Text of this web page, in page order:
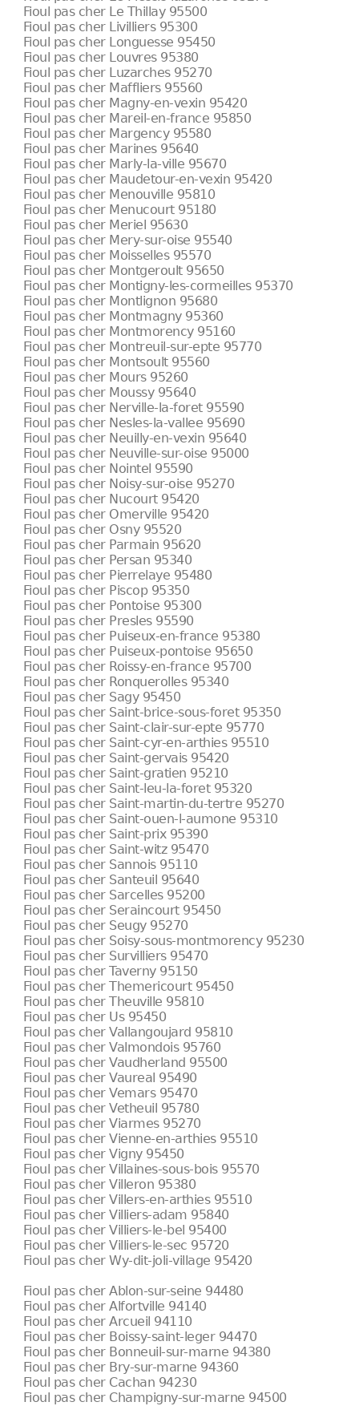
Fioul pas cher Le Thillay 95500
Fioul pas cher Livilliers 95300
Fioul pas cher Longuesse 95450
Fioul pas cher Louvres 95380
Fioul pas cher Luzarches 95270
Fioul pas cher Maffliers 95560
Fioul pas cher Magny-en-vexin 95420
Fioul pas cher Mareil-en-france 95850
Fioul pas cher Margency 95580
Fioul pas cher Marines 95640
Fioul pas cher Marly-la-ville 95670
Fioul pas cher Maudetour-en-vexin 95420
Fioul pas cher Menouville 95810
Fioul pas cher Menucourt 95180
Fioul pas cher Meriel 95630
Fioul pas cher Mery-sur-oise 95540
Fioul pas cher Moisselles 95570
Fioul pas cher Montgeroult 95650
Fioul pas cher Montigny-les-cormeilles 95370
Fioul pas cher Montlignon 95680
Fioul pas cher Montmagny 95360
Fioul pas cher Montmorency 95160
Fioul pas cher Montreuil-sur-epte 95770
Fioul pas cher Montsoult 95560
Fioul pas cher Mours 95260
Fioul pas cher Moussy 95640
Fioul pas cher Nerville-la-foret 95590
Fioul pas cher Nesles-la-vallee 95690
Fioul pas cher Neuilly-en-vexin 95640
Fioul pas cher Neuville-sur-oise 95000
Fioul pas cher Nointel 95590
Fioul pas cher Noisy-sur-oise 95270
Fioul pas cher Nucourt 95420
Fioul pas cher Omerville 95420
Fioul pas cher Osny 95520
Fioul pas cher Parmain 95620
Fioul pas cher Persan 95340
Fioul pas cher Pierrelaye 95480
Fioul pas cher Piscop 95350
Fioul pas cher Pontoise 95300
Fioul pas cher Presles 95590
Fioul pas cher Puiseux-en-france 95380
Fioul pas cher Puiseux-pontoise 95650
Fioul pas cher Roissy-en-france 95700
Fioul pas cher Ronquerolles 95340
Fioul pas cher Sagy 95450
Fioul pas cher Saint-brice-sous-foret 95350
Fioul pas cher Saint-clair-sur-epte 95770
Fioul pas cher Saint-cyr-en-arthies 95510
Fioul pas cher Saint-gervais 95420
Fioul pas cher Saint-gratien 95210
Fioul pas cher Saint-leu-la-foret 95320
Fioul pas cher Saint-martin-du-tertre 95270
Fioul pas cher Saint-ouen-l-aumone 95310
Fioul pas cher Saint-prix 95390
Fioul pas cher Saint-witz 95470
Fioul pas cher Sannois 95110
Fioul pas cher Santeuil 95640
Fioul pas cher Sarcelles 95200
Fioul pas cher Seraincourt 95450
Fioul pas cher Seugy 95270
Fioul pas cher Soisy-sous-montmorency 95230
Fioul pas cher Survilliers 95470
Fioul pas cher Taverny 95150
Fioul pas cher Themericourt 95450
Fioul pas cher Theuville 95810
Fioul pas cher Us 95450
Fioul pas cher Vallangoujard 95810
Fioul pas cher Valmondois 95760
Fioul pas cher Vaudherland 95500
Fioul pas cher Vaureal 95490
Fioul pas cher Vemars 95470
Fioul pas cher Vetheuil 95780
Fioul pas cher Viarmes 95270
Fioul pas cher Vienne-en-arthies 95510
Fioul pas cher Vigny 95450
Fioul pas cher Villaines-sous-bois 95570
Fioul pas cher Villeron 95380
Fioul pas cher Villers-en-arthies 95510
Fioul pas cher Villiers-adam 95840
Fioul pas cher Villiers-le-bel 95400
Fioul pas cher Villiers-le-sec 95720
Fioul pas cher Wy-dit-joli-village 95420
Fioul pas cher Ablon-sur-seine 94480
Fioul pas cher Alfortville 94140
Fioul pas cher Arcueil 94110
Fioul pas cher Boissy-saint-leger 94470
Fioul pas cher Bonneuil-sur-marne 94380
Fioul pas cher Bry-sur-marne 94360
Fioul pas cher Cachan 94230
Fioul pas cher Champigny-sur-marne 94500